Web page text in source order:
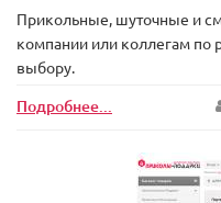
Прикольные, шуточные и
компании или коллегам по
выбору.
Подробнее...